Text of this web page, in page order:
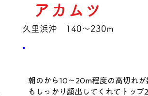
アカムツ
久里浜沖 140～230m
朝のから10～20m程度の高切れ
もしっかり顔出してくれてトップ2